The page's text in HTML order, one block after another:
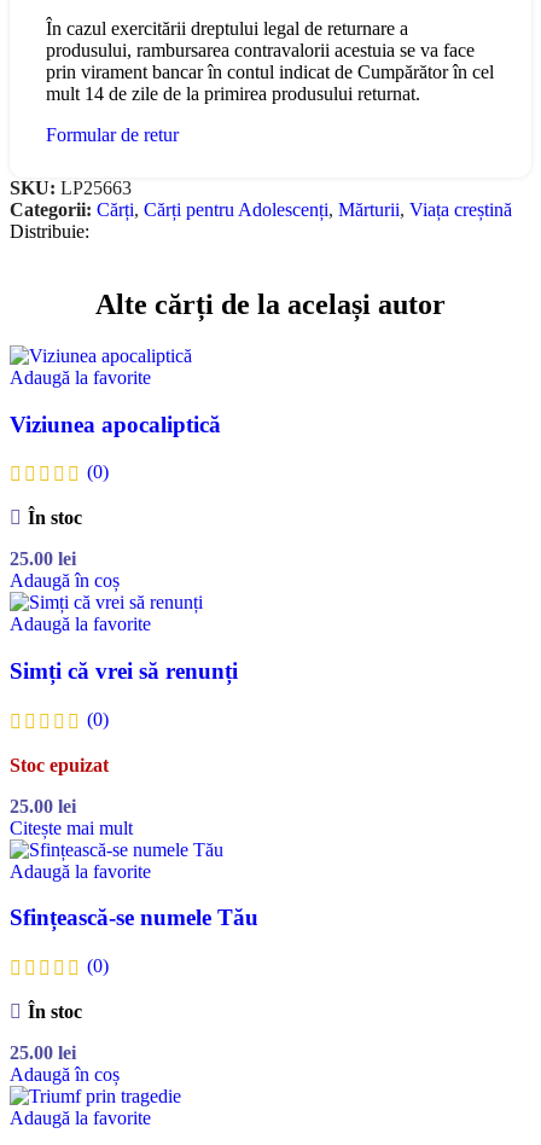
În cazul exercitării dreptului legal de returnare a
produsului, rambursarea contravalorii acestuia se va face
prin virament bancar în contul indicat de Cumpărător în cel
mult 14 de zile de la primirea produsului returnat.
Formular de retur
SKU: LP25663
Categorii: Cărți, Cărți pentru Adolescenți, Mărturii, Viața creștină
Distribuie:
Alte cărți de la același autor
Adaugă la favorite
Viziunea apocaliptică
(0)
În stoc
25.00 lei
Adaugă în coș
Adaugă la favorite
Simți că vrei să renunți
(0)
Stoc epuizat
25.00 lei
Citește mai mult
Adaugă la favorite
Sfințească-se numele Tău
(0)
În stoc
25.00 lei
Adaugă în coș
Adaugă la favorite